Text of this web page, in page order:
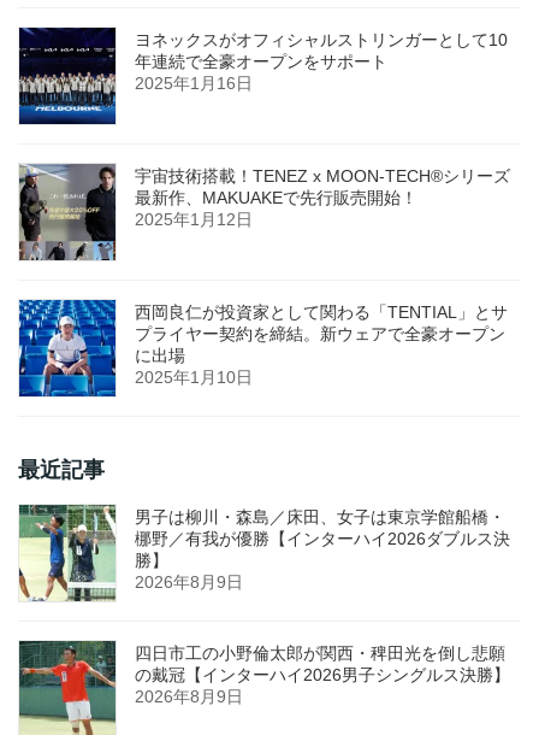
ヨネックスがオフィシャルストリンガーとして10
年連続で全豪オープンをサポート
2025年1月16日
宇宙技術搭載！TENEZ x MOON-TECH®シリーズ
最新作、MAKUAKEで先行販売開始！
2025年1月12日
西岡良仁が投資家として関わる「TENTIAL」とサ
プライヤー契約を締結。新ウェアで全豪オープン
に出場
2025年1月10日
最近記事
男子は柳川・森島／床田、女子は東京学館船橋・
梛野／有我が優勝【インターハイ2026ダブルス決
勝】
2026年8月9日
四日市工の小野倫太郎が関西・稗田光を倒し悲願
の戴冠【インターハイ2026男子シングルス決勝】
2026年8月9日